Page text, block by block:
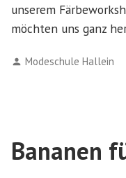
unserem
möchten uns ganz
Verfasst
Modeschule Hallein
Bananen